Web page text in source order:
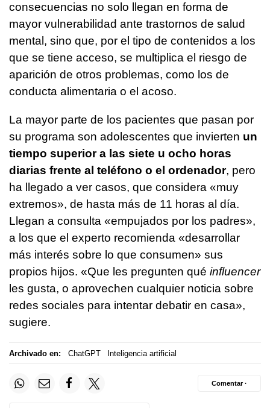
consecuencias no solo llegan en forma de
mayor vulnerabilidad ante trastornos de salud
mental, sino que, por el tipo de contenidos a los
que se tiene acceso, se multiplica el riesgo de
aparición de otros problemas, como los de
conducta alimentaria o el acoso.
La mayor parte de los pacientes que pasan por
su programa son adolescentes que invierten un
tiempo superior a las siete u ocho horas
diarias frente al teléfono o el ordenador, pero
ha llegado a ver casos, que considera «muy
extremos», de hasta más de 11 horas al día.
Llegan a consulta «empujados por los padres»,
a los que el experto recomienda «desarrollar
más interés sobre lo que consumen» sus
propios hijos. «Que les pregunten qué influencer
les gusta, o aprovechen cualquier noticia sobre
redes sociales para intentar debatir en casa»,
sugiere.
Archivado en: ChatGPT Inteligencia artificial
Comentar ·